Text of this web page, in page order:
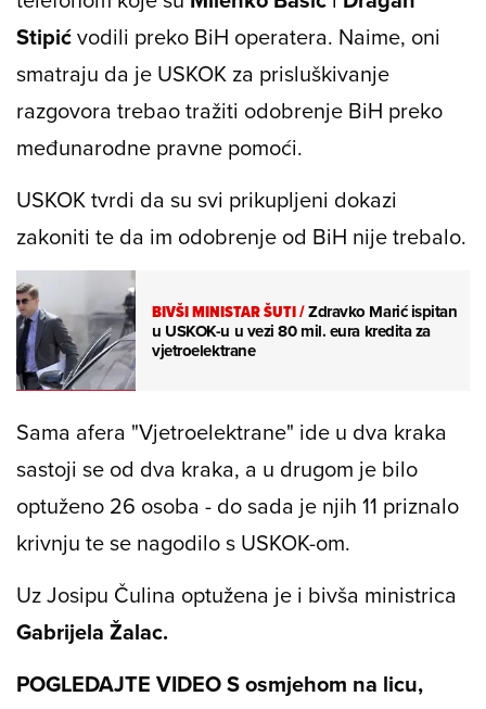
Stipićvodili preko BiH operatera. Naime, oni
smatraju da je USKOK za prisluškivanje
razgovora trebao tražiti odobrenje BiH preko
međunarodne pravne pomoći.
USKOK tvrdi da su svi prikupljeni dokazi
zakoniti te da im odobrenje od BiH nije trebalo.
BIVŠI MINISTAR ŠUTI/Zdravko Marić ispitan
u USKOK-u u vezi 80 mil. eura kredita za
vjetroelektrane
Sama afera "Vjetroelektrane" ide u dva kraka
sastoji se od dva kraka, a u drugom je bilo
optuženo 26 osoba - do sada je njih 11 priznalo
krivnju te se nagodilo s USKOK-om.
Uz Josipu Čulina optužena je i bivša ministrica
Gabrijela Žalac.
POGLEDAJTE VIDEO S osmjehom na licu,